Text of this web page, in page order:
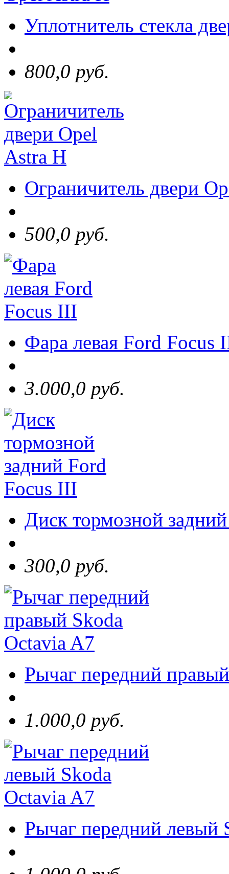
Уплотнитель стекла
800,0 руб.
Ограничитель двери
500,0 руб.
Фара левая Ford Focus
3.000,0 руб.
Диск тормозной
300,0 руб.
Рычаг передний
1.000,0 руб.
Рычаг передний левый